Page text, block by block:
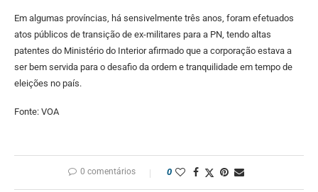
Em algumas províncias, há sensivelmente três anos, foram efetuados
atos públicos de transição de ex-militares para a PN, tendo altas
patentes do Ministério do Interior afirmado que a corporação estava a
ser bem servida para o desafio da ordem e tranquilidade em tempo de
eleições no país.
Fonte: VOA
0 comentários 0